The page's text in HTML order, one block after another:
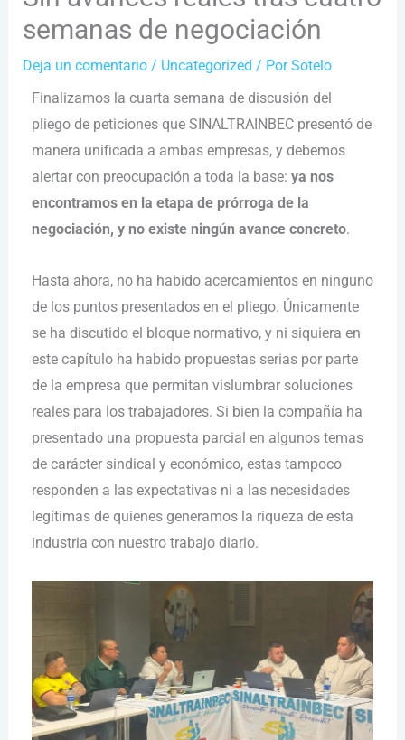
semanas de negociación
Deja un comentario / Uncategorized / PorSotelo
Finalizamos la cuarta semana de discusión del
pliego de peticiones que SINALTRAINBEC presentó de
manera unificada a ambas empresas, y debemos
alertar con preocupación a toda la base: ya nos
encontramos en la etapa de prórroga de la
negociación, y no existe ningún avance concreto.
Hasta ahora, no ha habido acercamientos en ninguno
de los puntos presentados en el pliego. Únicamente
se ha discutido el bloque normativo, y ni siquiera en
este capítulo ha habido propuestas serias por parte
de la empresa que permitan vislumbrar soluciones
reales para los trabajadores. Si bien la compañía ha
presentado una propuesta parcial en algunos temas
de carácter sindical y económico, estas tampoco
responden a las expectativas ni a las necesidades
legítimas de quienes generamos la riqueza de esta
industria con nuestro trabajo diario.